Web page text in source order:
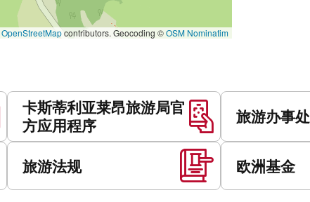
OpenStreetMapcontributors. Geocoding ©OSM Nominatim
卡斯蒂利亚莱昂旅游局官
方应用程序
旅游办事处
旅游法规 欧洲基金